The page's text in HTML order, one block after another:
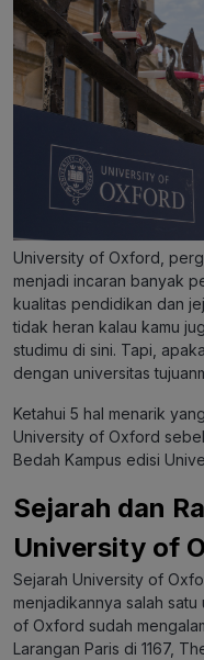
University of Oxford,
menjadi incaran banyak
kualitas pendidikan dan
tidak heran kalau kamu
studimu di sini. Tapi,
dengan universitas
Ketahui 5 hal menarik
University of Oxford
Bedah Kampus edisi
Sejarah dan
University of
Sejarah University of
menjadikannya salah
of Oxford sudah
Larangan Paris di 1167,